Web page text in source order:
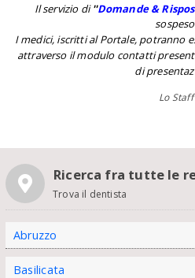
Il servizio di''Domande &
I medici, iscritti al Portale, potranno
attraverso il modulo contatti
di
Lo Staff
Ricerca fra tutte le
Trova il dentista
Abruzzo
Basilicata